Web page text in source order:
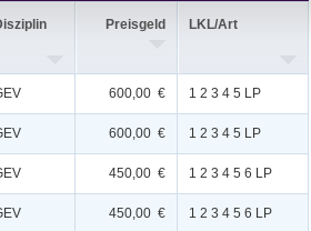
Preisgeld LKL/Art
600,00 € 1 2 3 4 5 LP
600,00 € 1 2 3 4 5 LP
450,00 € 1 2 3 4 5 6 LP
450,00 € 1 2 3 4 5 6 LP